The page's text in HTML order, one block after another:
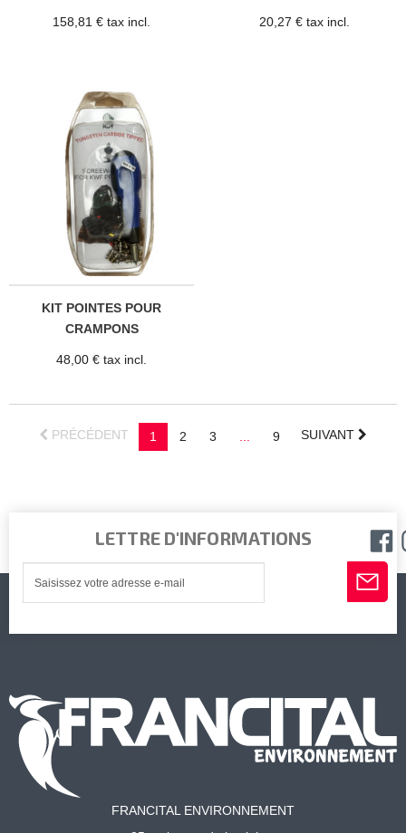
158,81 € tax incl. 20,27 € tax incl.
KIT POINTES POUR
CRAMPONS
48,00 € tax incl.
PRÉCÉDENT 1 2 3 ... 9 SUIVANT
LETTRE D'INFORMATIONS
FRANCITAL ENVIRONNEMENT